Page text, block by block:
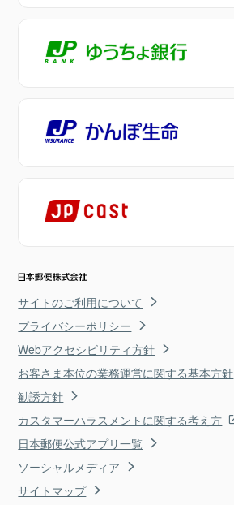
サイトのご利用について
プライバシーポリシー
Webアクセシビリティ方針
お客さま本位の業務運営に関する基本方針
勧誘方針
カスタマーハラスメントに関する考え方
日本郵便公式アプリ一覧
ソーシャルメディア
サイトマップ